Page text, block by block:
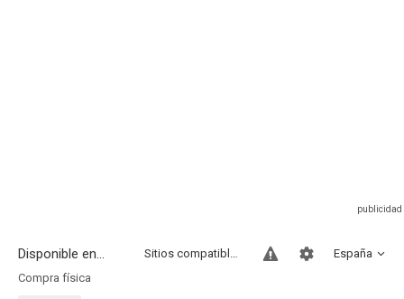
Disponible en... España
Sitios compatibles
Compra física